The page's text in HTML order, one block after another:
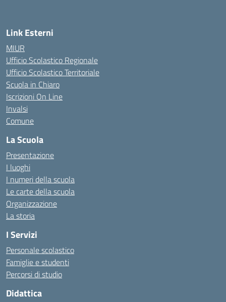
Link Esterni
MIUR
Ufficio Scolastico Regionale
Ufficio Scolastico Territoriale
Scuola in Chiaro
Iscrizioni On Line
Invalsi
Comune
La Scuola
Presentazione
I luoghi
I numeri della scuola
Le carte della scuola
Organizzazione
La storia
I Servizi
Personale scolastico
Famiglie e studenti
Percorsi di studio
Didattica